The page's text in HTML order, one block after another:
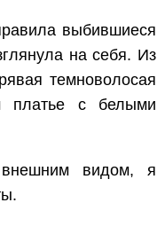
выбившиеся
на себя. Из
темноволосая
платье с белыми
видом, я